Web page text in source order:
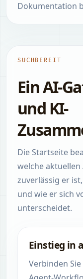
Dokumentation
SUCHBEREIT
Ein AI-
und KI-
Die Startseite
welche
zuverlässig er
und wie er sich
unterscheidet.
Einstieg in
Verbinden Sie